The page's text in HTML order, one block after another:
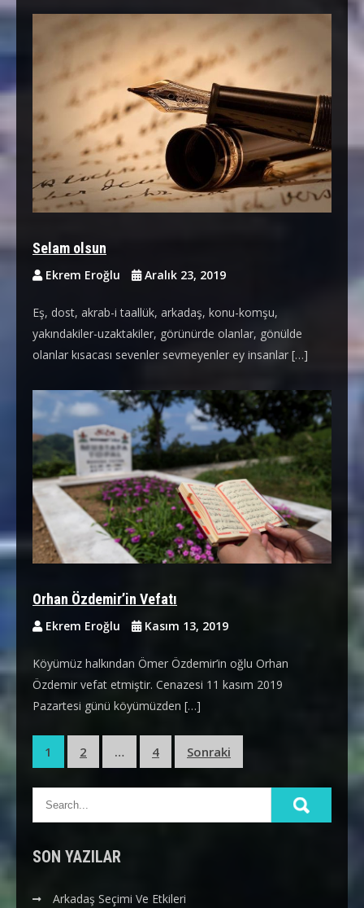
Selam olsun
Ekrem Eroğlu Aralık 23, 2019
Eş, dost, akrab-i taallük, arkadaş, konu-komşu,
yakındakiler-uzaktakiler, görünürde olanlar, gönülde
olanlar kısacası sevenler sevmeyenler ey insanlar […]
Orhan Özdemir’in Vefatı
Ekrem Eroğlu Kasım 13, 2019
Köyümüz halkından Ömer Özdemir’in oğlu Orhan
Özdemir vefat etmiştir. Cenazesi 11 kasım 2019
Pazartesi günü köyümüzden […]
Yazı
sayfalaması
1 2 … 4 Sonraki
SON YAZILAR
Arkadaş Seçimi Ve Etkileri